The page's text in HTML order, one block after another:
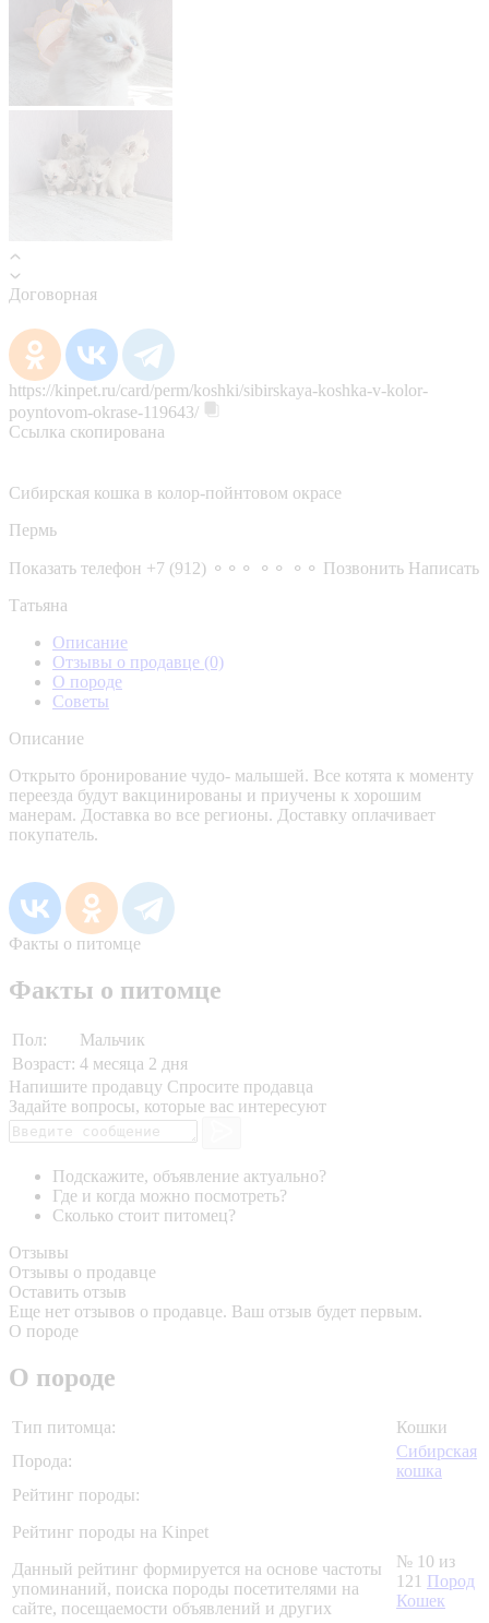
Договорная
https://kinpet.ru/card/perm/koshki/sibirskaya-koshka-v-kolor-
poyntovom-okrase-119643/
Ссылка скопирована
Сибирская кошка в колор-пойнтовом окрасе
Пермь
Показать телефон +7 (912) ⚬⚬⚬ ⚬⚬ ⚬⚬ Позвонить Написать
Татьяна
Описание
Отзывы о продавце (0)
О породе
Советы
Описание
Открыто бронирование чудо- малышей. Все котята к моменту
переезда будут вакцинированы и приучены к хорошим
манерам. Доставка во все регионы. Доставку оплачивает
покупатель.
Факты о питомце
Факты о питомце
Пол:
Мальчик
Возраст: 4 месяца 2 дня
Напишите продавцу Спросите продавца
Задайте вопросы, которые вас интересуют
Подскажите, объявление актуально?
Где и когда можно посмотреть?
Сколько стоит питомец?
Отзывы
Отзывы о продавце
Оставить отзыв
Еще нет отзывов о продавце. Ваш отзыв будет первым.
О породе
О породе
Тип питомца:
Кошки
Порода:
Сибирская
кошка
Рейтинг породы:
Рейтинг породы на Kinpet
Данный рейтинг формируется на основе частоты
упоминаний, поиска породы посетителями на
сайте, посещаемости объявлений и других
№ 10 из
121 Пород
Кошек